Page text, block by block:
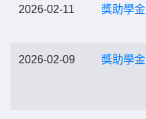
2026-02-11 獎助學金
2026-02-09 獎助學金